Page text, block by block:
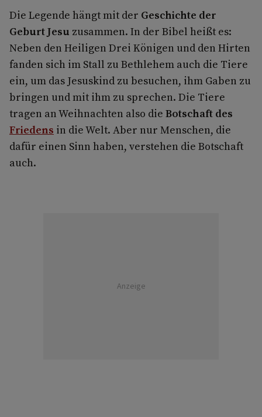
Die Legende hängt mit der Geschichte der
Geburt Jesu zusammen. In der Bibel heißt es:
Neben den Heiligen Drei Königen und den Hirten
fanden sich im Stall zu Bethlehem auch die Tiere
ein, um das Jesuskind zu besuchen, ihm Gaben zu
bringen und mit ihm zu sprechen. Die Tiere
tragen an Weihnachten also die Botschaft des
Friedens in die Welt. Aber nur Menschen, die
dafür einen Sinn haben, verstehen die Botschaft
auch.
Anzeige